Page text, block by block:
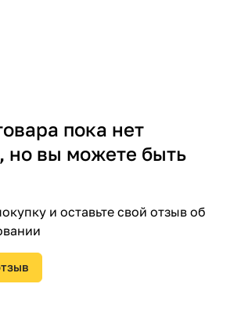
пока нет
но вы можете быть
и оставьте свой отзыв об